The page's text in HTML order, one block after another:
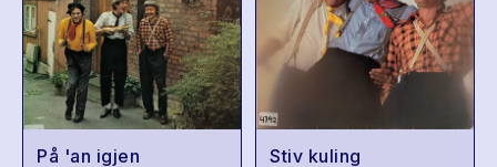
På 'an igjen Stiv kuling